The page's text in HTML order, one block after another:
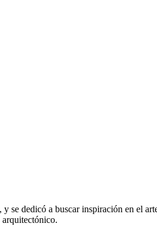
, y se dedicó a buscar inspiración en el